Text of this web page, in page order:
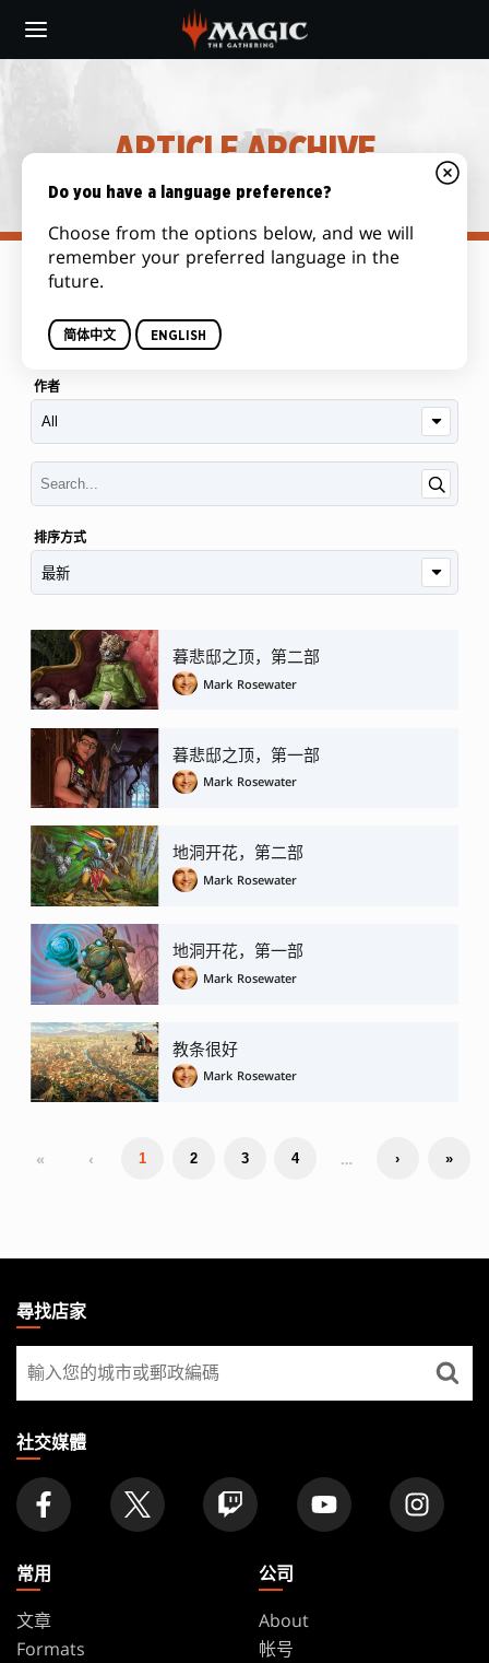
main
ARTICLE ARCHIVE
作者
排序方式
暮悲邸之顶，第二部
Mark Rosewater
暮悲邸之顶，第一部
Mark Rosewater
地洞开花，第二部
Mark Rosewater
地洞开花，第一部
Mark Rosewater
教条很好
Mark Rosewater
« ‹ 1 2 3 4 … › »
THE
GATHERING
FOOTER
尋找店家
尋
找
家
社交媒體
常用
文章
Formats
公司
About
帐号
Do you have a language preference?
Choose from the options below, and we will
remember your preferred language in the
future.
简体中文 ENGLISH